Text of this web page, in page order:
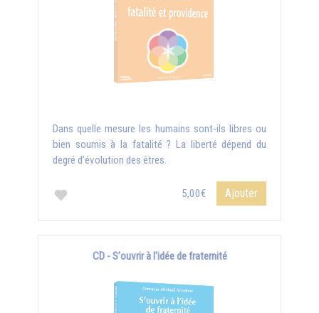
Dans quelle mesure les humains sont-ils libres ou
bien soumis à la fatalité ? La liberté dépend du
degré d’évolution des êtres.
5,00€ Ajouter
CD - S'ouvrir à l'idée de fraternité